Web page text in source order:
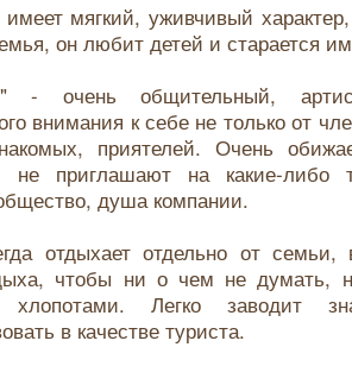
мягкий, уживчивый
он любит детей и старается
- очень общительный,
внимания к себе не только от
приятелей. Очень
не приглашают на какие-либо
душа компании.
отдыхает отдельно от семьи,
чтобы ни о чем не думать,
Легко заводит
в качестве туриста.